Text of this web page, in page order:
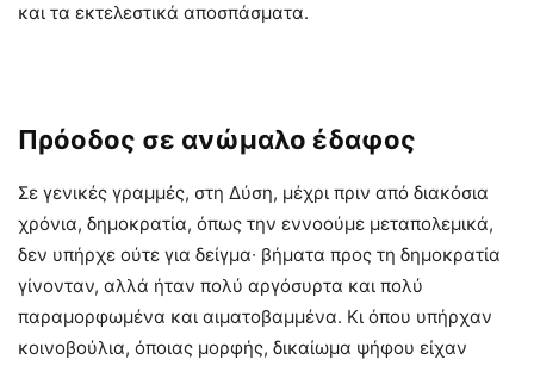
και τα εκτελεστικά αποσπάσματα.
Πρόοδος σε ανώμαλο έδαφος
Σε γενικές γραμμές, στη Δύση, μέχρι πριν από διακόσια
χρόνια, δημοκρατία, όπως την εννοούμε μεταπολεμικά,
δεν υπήρχε ούτε για δείγμα∙ βήματα προς τη δημοκρατία
γίνονταν, αλλά ήταν πολύ αργόσυρτα και πολύ
παραμορφωμένα και αιματοβαμμένα. Κι όπου υπήρχαν
κοινοβούλια, όποιας μορφής, δικαίωμα ψήφου είχαν